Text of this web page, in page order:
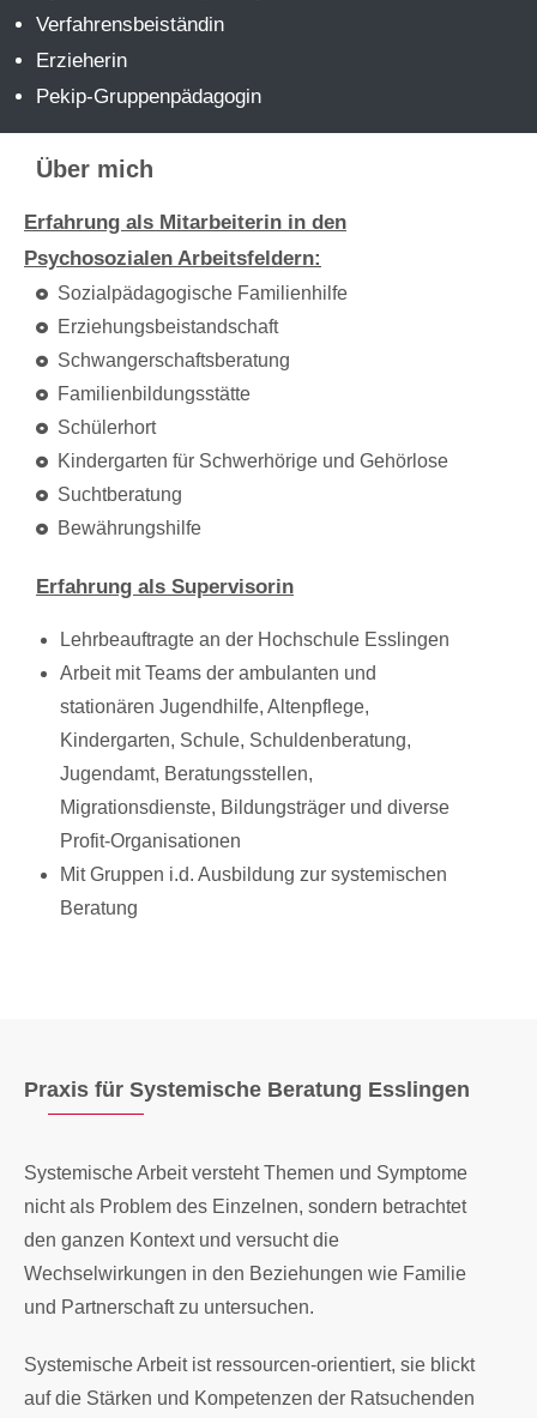
Verfahrensbeiständin
Erzieherin
Pekip-Gruppenpädagogin
Über mich
Erfahrung als Mitarbeiterin in den
Psychosozialen Arbeitsfeldern:
Sozialpädagogische Familienhilfe
Erziehungsbeistandschaft
Schwangerschaftsberatung
Familienbildungsstätte
Schülerhort
Kindergarten für Schwerhörige und Gehörlose
Suchtberatung
Bewährungshilfe
Erfahrung als Supervisorin
Lehrbeauftragte an der Hochschule Esslingen
Arbeit mit Teams der ambulanten und
stationären Jugendhilfe, Altenpflege,
Kindergarten, Schule, Schuldenberatung,
Jugendamt, Beratungsstellen,
Migrationsdienste, Bildungsträger und diverse
Profit-Organisationen
Mit Gruppen i.d. Ausbildung zur systemischen
Beratung
Praxis für Systemische Beratung Esslingen
Systemische Arbeit versteht Themen und Symptome
nicht als Problem des Einzelnen, sondern betrachtet
den ganzen Kontext und versucht die
Wechselwirkungen in den Beziehungen wie Familie
und Partnerschaft zu untersuchen.
Systemische Arbeit ist ressourcen-orientiert, sie blickt
auf die Stärken und Kompetenzen der Ratsuchenden